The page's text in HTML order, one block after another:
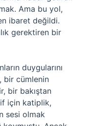
Ama bu yol,
ibaret değildi.
gerektiren bir
duygularını
bir cümlenin
bir bakıştan
için katiplik,
sesi olmak